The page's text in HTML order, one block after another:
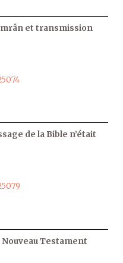
et transmission
de la Bible n’était
Nouveau Testament